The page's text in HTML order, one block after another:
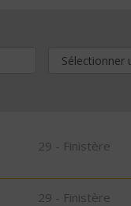
29 - Finistère
29 - Finistère